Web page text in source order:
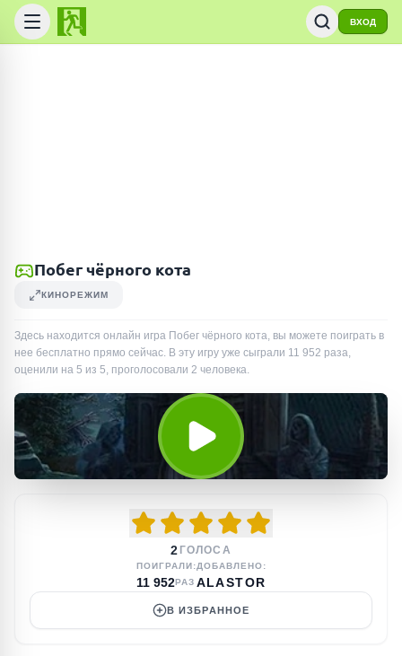
ВХОД
Побег чёрного кота
КИНОРЕЖИМ
Здесь находится онлайн игра Побег чёрного кота, вы можете поиграть в
нее бесплатно прямо сейчас. В эту игру уже сыграли 11 952 раза,
оценили на 5 из 5, проголосовали 2 человека.
2 ГОЛОСА
ПОИГРАЛИ:
11 952РАЗ
ДОБАВЛЕНО:
ALASTOR
В ИЗБРАННОЕ